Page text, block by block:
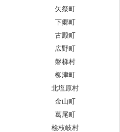
矢祭町
下郷町
古殿町
広野町
磐梯村
柳津町
北塩原村
金山町
葛尾町
桧枝岐村